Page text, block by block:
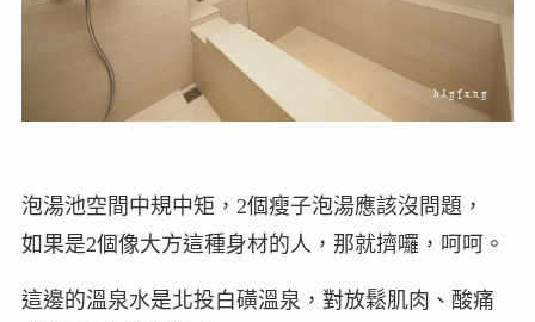
泡湯池空間中規中矩，2個瘦子泡湯應該沒問題，
如果是2個像大方這種身材的人，那就擠囉，呵呵。
這邊的溫泉水是北投白磺溫泉，對放鬆肌肉、酸痛